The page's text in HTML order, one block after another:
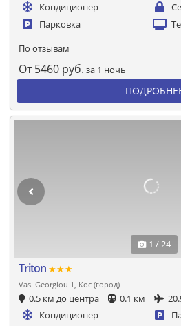
Кондиционер
Парковка
По отзывам
От 5460 руб. за 1 ночь
1 / 24
Triton ★★★
Vas. Georgiou 1, Кос (город)
0.5 км до центра 0.1 км
Кондиционер